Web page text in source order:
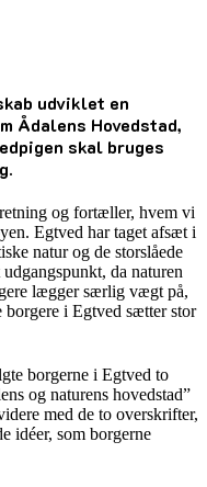
udviklet en
Ådalens Hovedstad,
skal bruges
og fortæller, hvem vi
Egtved har taget afsæt i
natur og de storslåede
da naturen
lægger særlig vægt på,
i Egtved sætter stor
borgerne i Egtved to
og naturens hovedstad”
med de to overskrifter,
idéer, som borgerne